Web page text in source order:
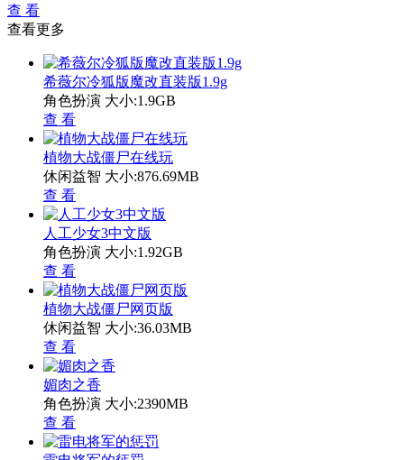
查 看
查看更多
希薇尔冷狐版魔改直装版1.9g
角色扮演 大小:1.9GB
查 看
植物大战僵尸在线玩
休闲益智 大小:876.69MB
查 看
人工少女3中文版
角色扮演 大小:1.92GB
查 看
植物大战僵尸网页版
休闲益智 大小:36.03MB
查 看
媚肉之香
角色扮演 大小:2390MB
查 看